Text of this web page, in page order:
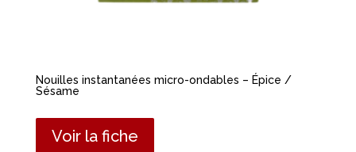
Nouilles instantanées micro-ondables – Épice /
Sésame
Voir la fiche